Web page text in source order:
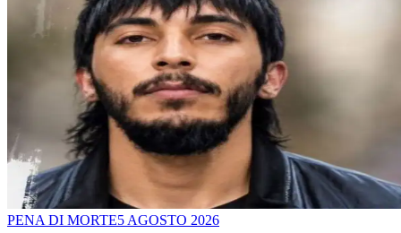
PENA DI MORTE5 AGOSTO 2026